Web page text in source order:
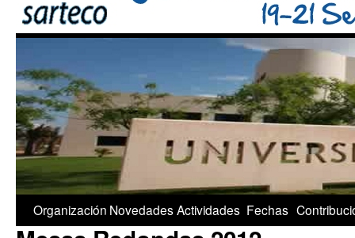
1/5
Palacio Real
Organización NovedadesActividades Fechas